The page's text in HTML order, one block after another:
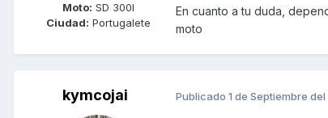
Moto: SD 300I
Ciudad: Portugalete
En cuanto a tu duda,
moto
kymcojai Publicado 1 de Septiembre